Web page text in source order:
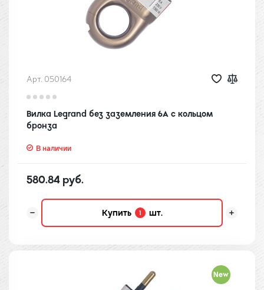
Арт. 050164
Вилка Legrand без заземления 6А с кольцом
бронза
В наличии
580.84 руб.
Купить 1 шт.
New